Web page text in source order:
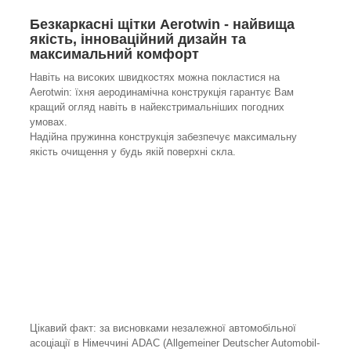
Безкаркасні щітки Aerotwin - найвища
якість, інноваційний дизайн та
максимальний комфорт
Навіть на високих швидкостях можна покластися на
Aerotwin: їхня аеродинамічна конструкція гарантує Вам
кращий огляд навіть в найекстримальніших погодних
умовах.
Надійна пружинна конструкція забезпечує максимальну
якість очищення у будь якій поверхні скла.
Цікавий факт: за висновками незалежної автомобільної
асоціації в Німеччині ADAC (Allgemeiner Deutscher Automobil-